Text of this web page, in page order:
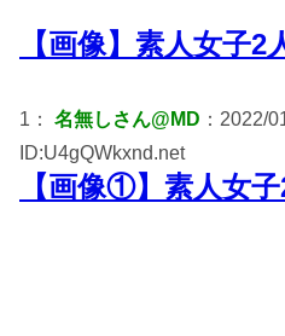
【画像】素人女子2
1： 名無しさん@MD ：2022/
ID:U4gQWkxnd.net
【画像①】素人女子